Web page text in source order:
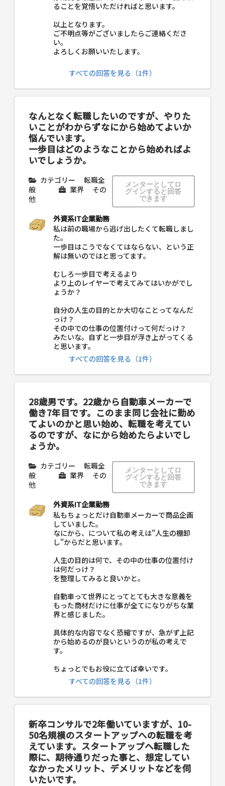
ることを覚悟いただければと思います。
以上となります。
ご不明点等がございましたらご連絡くださ
い。
よろしくお願いいたします。
すべての回答を見る（1件）
なんとなく転職したいのですが、やりた
いことがわからずなにから始めてよいか
悩んでいます。
一歩目はどのようなことから始めればよ
いでしょうか。
カテゴリー
転職全
般
業界
その
他
メンターとしてロ
グインすると回答
できます
外資系IT企業勤務
私は前の職場から逃げ出したくて転職しまし
た。
一歩目はこうでなくてはならない、という正
解は無いのではと思ってます。
むしろ一歩目で考えるより
より上のレイヤーで考えてみてはいかがでし
ょうか？
自分の人生の目的とか大切なことってなんだ
っけ？
その中での仕事の位置付けって何だっけ？
みたいな。自ずと一歩目が浮き上がってくる
と思います。
すべての回答を見る（1件）
28歳男です。22歳から自動車メーカーで
働き7年目です。このまま同じ会社に勤め
てよいのかと思い始め、転職を考えてい
るのですが、なにから始めたらよいでし
ょうか。
カテゴリー
転職全
般
業界
その
他
メンターとしてロ
グインすると回答
できます
外資系IT企業勤務
私もちょっとだけ自動車メーカーで商品企画
していました。
なにから、について私の考えは"人生の棚卸
し"からだと思います。
人生の目的は何で、その中の仕事の位置付け
は何だっけ？
を整理してみると良いかと。
自動車って世界にとってとても大きな意義を
もった商材だけに仕事が全てになりがちな業
界と感じました。
具体的な内容でなく恐縮ですが、急がず上記
から始めるのが良いというのが私の考えで
す。
ちょっとでもお役に立てば幸いです。
すべての回答を見る（1件）
新卒コンサルで2年働いていますが、10-
50名規模のスタートアップへの転職を考
えています。スタートアップへ転職した
際に、期待通りだった事と、想定してい
なかったメリット、デメリットなどを伺
いたいです。